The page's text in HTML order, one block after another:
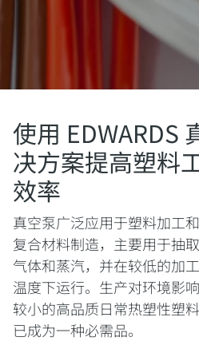
使用 EDWARDS
决方案提高塑料
效率
真空泵广泛应用于塑料加工和
复合材料制造，主要用于抽取
气体和蒸汽，并在较低的加工
温度下运行。生产对环境影响
较小的高品质日常热塑性塑料
已成为一种必需品。